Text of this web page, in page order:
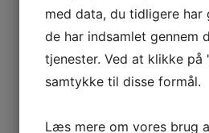
Har du lyst til at se
forskellige
så klik her.
med data, du tidligere har
de har indsamlet gennem
tjenester. Ved at klikke på
samtykke til disse formål.
Læs mere om vores brug